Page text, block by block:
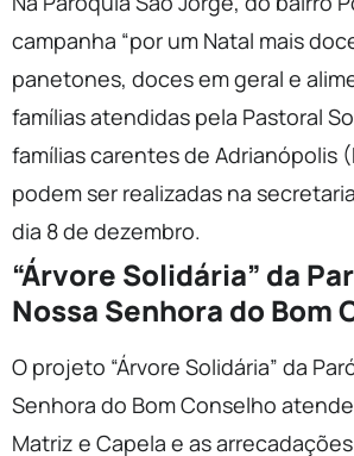
campanha “por um Natal mais
panetones, doces em geral e
famílias atendidas pela Pastoral
famílias carentes de Adrianópolis
podem ser realizadas na
dia 8 de dezembro.
“Árvore Solidária” da
Nossa Senhora do Bom
O projeto “Árvore Solidária” da
Senhora do Bom Conselho atende
Matriz e Capela e as